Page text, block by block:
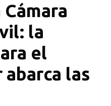
la
el
las